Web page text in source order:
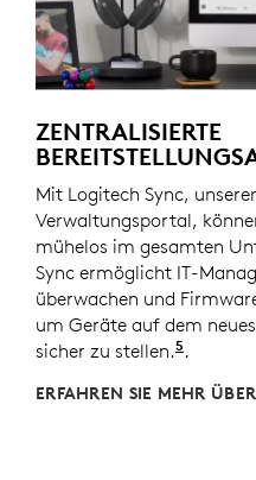
ZENTRALISIERTE
Mit Logitech Sync,
Verwaltungsportal,
mühelos im gesamten
Sync ermöglicht IT-
überwachen und
um Geräte auf dem
sicher zu stellen.5 .
ERFAHREN SIE MEHR